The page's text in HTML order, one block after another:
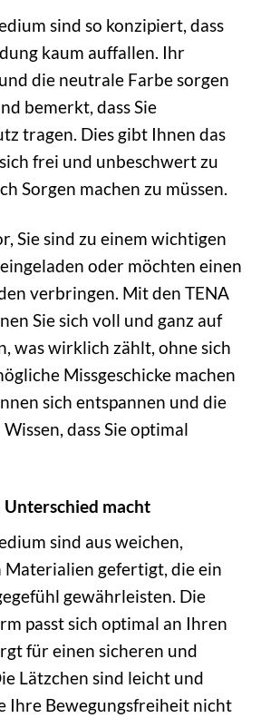
sind so konzipiert, dass
kaum auffallen. Ihr
die neutrale Farbe sorgen
bemerkt, dass Sie
tragen. Dies gibt Ihnen das
frei und unbeschwert zu
Sorgen machen zu müssen.
Sie sind zu einem wichtigen
oder möchten einen
verbringen. Mit den TENA
Sie sich voll und ganz auf
was wirklich zählt, ohne sich
Missgeschicke machen
sich entspannen und die
dass Sie optimal
macht
sind aus weichen,
gefertigt, die ein
gewährleisten. Die
passt sich optimal an Ihren
für einen sicheren und
Lätzchen sind leicht und
Ihre Bewegungsfreiheit nicht